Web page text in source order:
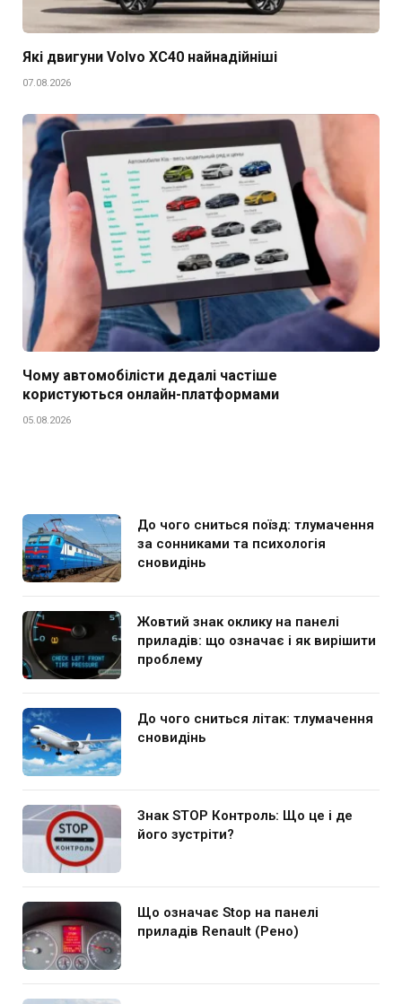
Які двигуни Volvo XC40 найнадійніші
07.08.2026
Чому автомобілісти дедалі частіше
користуються онлайн-платформами
05.08.2026
До чого сниться поїзд: тлумачення
за сонниками та психологія
сновидінь
Жовтий знак оклику на панелі
приладів: що означає і як вирішити
проблему
До чого сниться літак: тлумачення
сновидінь
Знак STOP Контроль: Що це і де
його зустріти?
Що означає Stop на панелі
приладів Renault (Рено)